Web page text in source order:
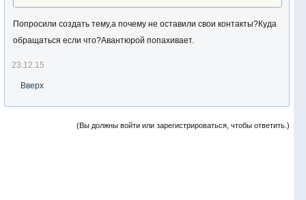
Попросили создать тему,а почему не оставили свои контакты?Куда
обращаться если что?Авантюрой попахивает.
23.12.15
Вверх
(Вы должны войти или зарегистрироваться, чтобы ответить.)